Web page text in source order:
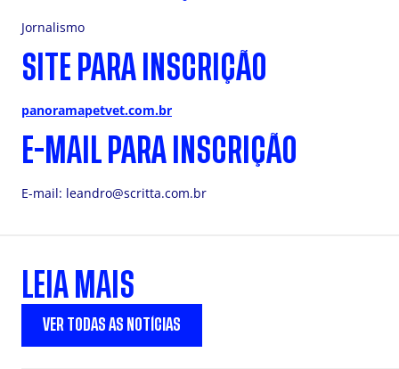
Jornalismo
SITE PARA INSCRIÇÃO
panoramapetvet.com.br
E-MAIL PARA INSCRIÇÃO
E-mail: leandro@scritta.com.br
LEIA MAIS
VER TODAS AS NOTÍCIAS